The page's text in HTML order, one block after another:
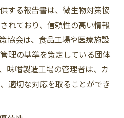
する報告書は、微生物対策協
れており、信頼性の高い情報
協会は、食品工場や医療施設
理の基準を策定している団体
味噌製造工場の管理者は、カ
適切な対応を取ることができ